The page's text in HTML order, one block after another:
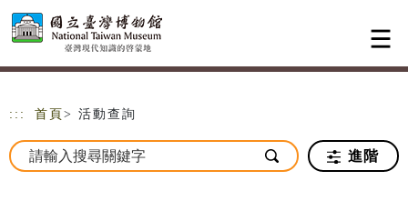
跳到主要內容
網站導覽
::: 首頁 > 活動查詢
進階